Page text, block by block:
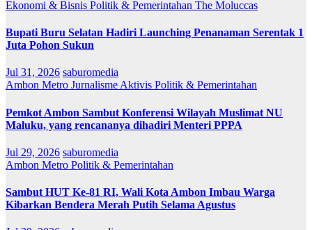
Ekonomi & Bisnis Politik & Pemerintahan The Moluccas
Bupati Buru Selatan Hadiri Launching Penanaman Serentak 1
Juta Pohon Sukun
Jul 31, 2026 saburomedia
Ambon Metro Jurnalisme Aktivis Politik & Pemerintahan
Pemkot Ambon Sambut Konferensi Wilayah Muslimat NU
Maluku, yang rencananya dihadiri Menteri PPPA
Jul 29, 2026 saburomedia
Ambon Metro Politik & Pemerintahan
Sambut HUT Ke-81 RI, Wali Kota Ambon Imbau Warga
Kibarkan Bendera Merah Putih Selama Agustus